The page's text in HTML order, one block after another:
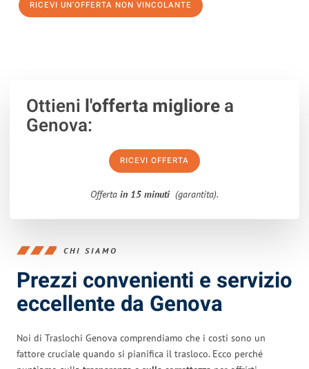
RICEVI UN'OFFERTA NON VINCOLANTE
Ottieni l'offerta migliorea
Genova:
RICEVI OFFERTA
Offerta in 15 minuti (garantita).
CHI SIAMO
Prezzi convenienti e servizio
eccellente da Genova
Noi di Traslochi Genova comprendiamo che i costi sono un
fattore cruciale quando si pianifica il trasloco. Ecco perché